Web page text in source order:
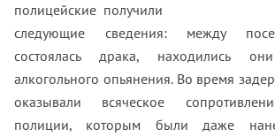
полицейские получили
следующие сведения: между
состоялась драка, находились
алкогольного опьянения. Во время
оказывали всяческое
полиции, которым были даже